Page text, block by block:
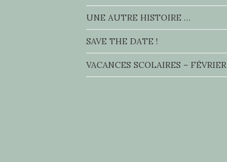
UNE AUTRE HISTOIRE …
SAVE THE DATE !
VACANCES SCOLAIRES – FÉVRIER